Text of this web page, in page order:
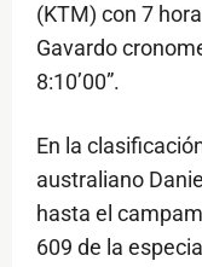
(KTM) con 7
Gavardo
8:10’00”.
En la
australiano
hasta el
609 de la